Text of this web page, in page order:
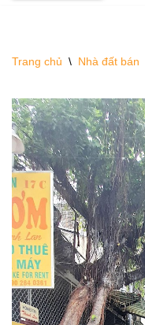
Trang chủ \ Nhà đất bán